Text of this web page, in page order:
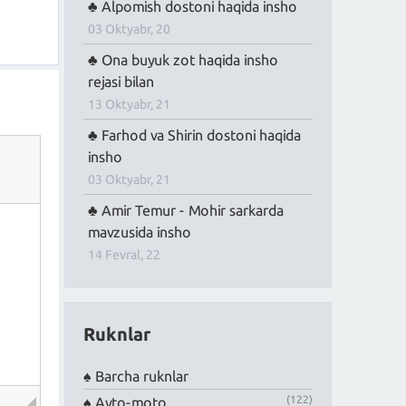
Alpomish dostoni haqida insho
03 Oktyabr, 20
Ona buyuk zot haqida insho
rejasi bilan
13 Oktyabr, 21
Farhod va Shirin dostoni haqida
insho
03 Oktyabr, 21
Amir Temur - Mohir sarkarda
mavzusida insho
14 Fevral, 22
Ruknlar
Barcha ruknlar
Avto-moto
(122)